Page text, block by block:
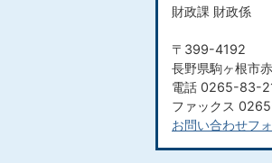
財政課 財政係
〒399-4192
長野県駒ヶ根市
電話 0265-83-
ファックス
お問い合わせフ